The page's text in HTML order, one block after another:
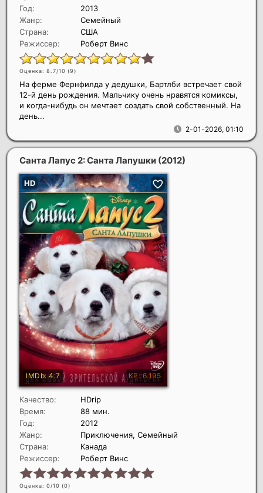
Год:
2013
Жанр:
Семейный
Страна:
США
Режиссер:
Роберт Винс
Оценка: 8.7/10 (9)
2-01-2026, 01:10
На ферме Фернфилда у дедушки, Бартлби встречает свой
12-й день рождения. Мальчику очень нравятся комиксы,
и когда-нибудь он мечтает создать свой собственный. На
день...
Санта Лапус 2: Санта Лапушки (2012)
Качество:
HDrip
Время:
88 мин.
Год:
2012
Жанр:
Приключения, Семейный
Страна:
Канада
Режиссер:
Роберт Винс
Оценка: 0/10 (0)